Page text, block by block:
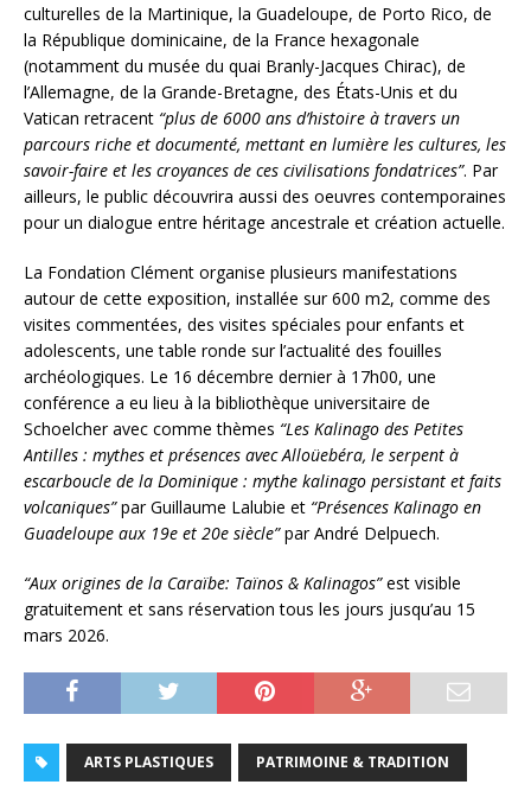
culturelles de la Martinique, la Guadeloupe, de Porto Rico, de
la République dominicaine, de la France hexagonale
(notamment du musée du quai Branly-Jacques Chirac), de
l’Allemagne, de la Grande-Bretagne, des États-Unis et du
Vatican retracent “plus de 6000 ans d’histoire à travers un
parcours riche et documenté, mettant en lumière les cultures, les
savoir-faire et les croyances de ces civilisations fondatrices”. Par
ailleurs, le public découvrira aussi des oeuvres contemporaines
pour un dialogue entre héritage ancestrale et création actuelle.
La Fondation Clément organise plusieurs manifestations
autour de cette exposition, installée sur 600 m2, comme des
visites commentées, des visites spéciales pour enfants et
adolescents, une table ronde sur l’actualité des fouilles
archéologiques. Le 16 décembre dernier à 17h00, une
conférence a eu lieu à la bibliothèque universitaire de
Schoelcher avec comme thèmes “Les Kalinago des Petites
Antilles : mythes et présences avec Alloüebéra, le serpent à
escarboucle de la Dominique : mythe kalinago persistant et faits
volcaniques”par Guillaume Lalubie et “Présences Kalinago en
Guadeloupe aux 19e et 20e siècle”par André Delpuech.
“Aux origines de la Caraïbe: Taïnos & Kalinagos”est visible
gratuitement et sans réservation tous les jours jusqu’au 15
mars 2026.
ARTS PLASTIQUES PATRIMOINE & TRADITION